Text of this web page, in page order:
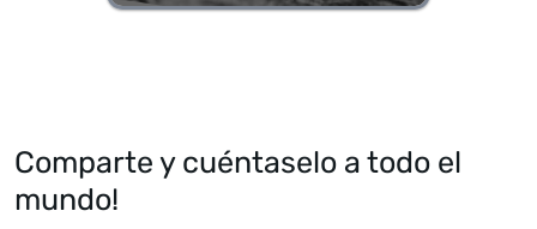
Comparte y cuéntaselo a todo el
mundo!